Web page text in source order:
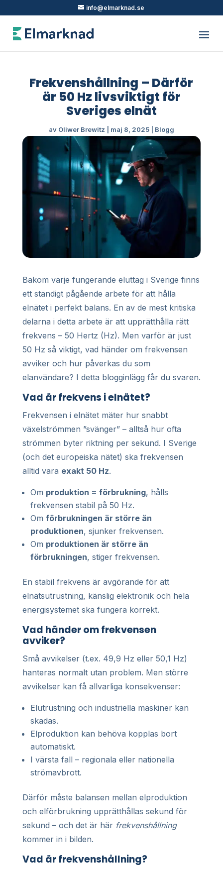
info@elmarknad.se
Frekvenshållning – Därför
är 50 Hz livsviktigt för
Sveriges elnät
av Oliwer Brewitz maj 8, 2025| Blogg
Bakom varje fungerande eluttag i Sverige finns
ett ständigt pågående arbete för att hålla
elnätet i perfekt balans. En av de mest kritiska
delarna i detta arbete är att upprätthålla rätt
frekvens – 50 Hertz (Hz). Men varför är just
50 Hz så viktigt, vad händer om frekvensen
avviker och hur påverkas du som
elanvändare? I detta blogginlägg får du svaren.
Vad är frekvens i elnätet?
Frekvensen i elnätet mäter hur snabbt
växelströmmen ”svänger” – alltså hur ofta
strömmen byter riktning per sekund. I Sverige
(och det europeiska nätet) ska frekvensen
alltid vara exakt 50 Hz.
Om produktion = förbrukning, hålls
frekvensen stabil på 50 Hz.
Om förbrukningen är större än
produktionen, sjunker frekvensen.
Om produktionen är större än
förbrukningen, stiger frekvensen.
En stabil frekvens är avgörande för att
elnätsutrustning, känslig elektronik och hela
energisystemet ska fungera korrekt.
Vad händer om frekvensen
avviker?
Små avvikelser (t.ex. 49,9 Hz eller 50,1 Hz)
hanteras normalt utan problem. Men större
avvikelser kan få allvarliga konsekvenser:
Elutrustning och industriella maskiner kan
skadas.
Elproduktion kan behöva kopplas bort
automatiskt.
I värsta fall – regionala eller nationella
strömavbrott.
Därför måste balansen mellan elproduktion
och elförbrukning upprätthållas sekund för
sekund – och det är här frekvenshållning
kommer in i bilden.
Vad är frekvenshållning?